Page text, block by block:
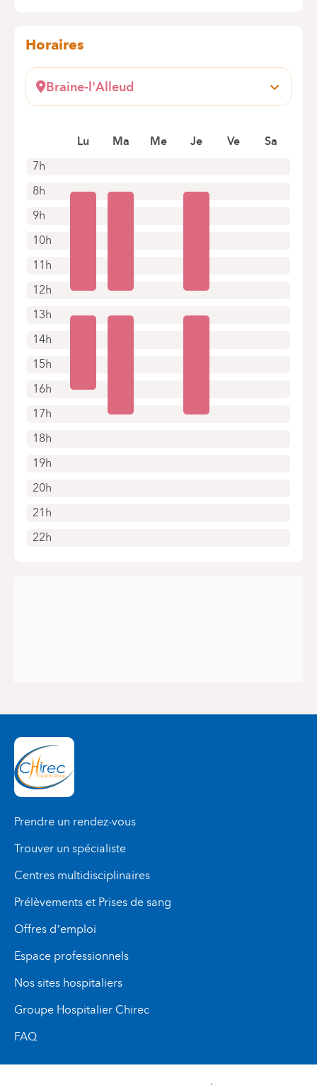
Horaires
Braine-l'Alleud
Wayez, 35
Prendre rendez-vous en ligne
7h
8h
9h
10h
11h
12h
13h
14h
15h
16h
17h
18h
19h
20h
21h
22h
Lu Ma Me Je Ve Sa
Prendre un rendez-vous
Trouver un spécialiste
Centres multidisciplinaires
Prélèvements et Prises de sang
Offres d’emploi
Espace professionnels
Nos sites hospitaliers
Groupe Hospitalier Chirec
FAQ